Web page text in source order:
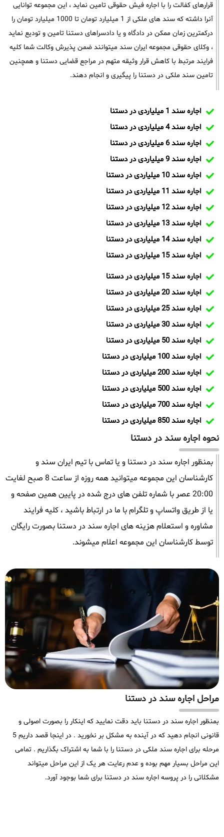
قرارهای کفالت را با اجاره فیش حقوقی تامین نماید ، این مجموعه توانایی
آنرا داشته که سند های ملکی از 1 میلیارد تومان تا 1000 میلیارد تومان را
درکمترین زمان ممکن در دادگاه و یا دادسراهای دستنا تامین و تودیع نماید
، وکلای حقوقی مجموعه ایران سند میتوانند ضمن پذیرش وکالت شما کلیه
فرایند مرتبط با کاهش قرار وثیقه متهم در مراجع قضایی دستنا و همچنین
تامین سند ملکی در دستنا را پیگیری و انجام دهند.
اجاره سند 1 میلیاردی در دستنا
اجاره سند 4 میلیاردی در دستنا
اجاره سند 6 میلیاردی در دستنا
اجاره سند 9 میلیاردی در دستنا
اجاره سند 10 میلیاردی در دستنا
اجاره سند 11 میلیاردی در دستنا
اجاره سند 12 میلیاردی در دستنا
اجاره سند 13 میلیاردی در دستنا
اجاره سند 14 میلیاردی در دستنا
اجاره سند 15 میلیاردی در دستنا
اجاره سند 15 میلیاردی در دستنا
اجاره سند 20 میلیاردی در دستنا
اجاره سند 25 میلیاردی در دستنا
اجاره سند 30 میلیاردی در دستنا
اجاره سند 50 میلیاردی در دستنا
اجاره سند 100 میلیاردی در دستنا
اجاره سند 200 میلیاردی در دستنا
اجاره سند 500 میلیاردی در دستنا
اجاره سند 700 میلیاردی در دستنا
اجاره سند 850 میلیاردی در دستنا
نحوه اجاره سند در دستنا
بمنظور اجاره سند در دستنا و یا تماس با تیم ایران سند و
کارشناسان این مجموعه میتوانید همه روزه از ساعت 8 صبح لغایت
20:00 عصر با شماره تلفن های درج شده در پایین همین صفحه و
یا از طریق واتساپ و تلگرام با ما در ارتباط باشید ، کلیه فرایند
مشاوره و استعلام هزینه های اجاره سند در دستنا بصورت رایگان
توسط کارشناسان این مجموعه اعلام میشوند.
مراحل اجاره سند در دستنا
بمنظور اجاره سند در دستنا باید دقت نمایید که اینکار را بصورت اصولی و
قانونی انجام دهید که در آینده به مشکل بر نخورید . در اینجا قصد داریم 5
مرحله برای اجاره سند ملکی در دستنا را با شما به اشتراک بگذاریم . تمامی
این مراحل بسیار مهم بوده و عدم رعایت هر یک از این مراحل میتواند
مشکلاتی را در پروسه اجاره سند در دستنا برای شما بوجود آورد.